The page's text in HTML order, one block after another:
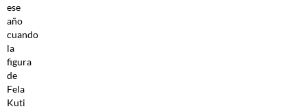
ese
año
cuando
la
figura
de
Fela
Kuti